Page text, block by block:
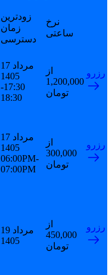
زودترین
زمان
دسترسی
نرخ
ساعتی
17 مرداد
1405
17:30-
18:30
از
1,200,000
تومان
رزرو
17 مرداد
1405
06:00PM-
07:00PM
از
300,000
تومان
رزرو
19 مرداد
1405
از
450,000
تومان
رزرو